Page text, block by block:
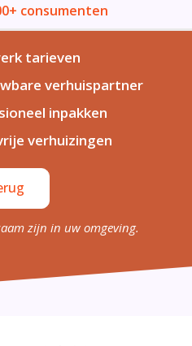
consumenten
tarieven
verhuispartner
inpakken
verhuizingen
zijn in uw omgeving.